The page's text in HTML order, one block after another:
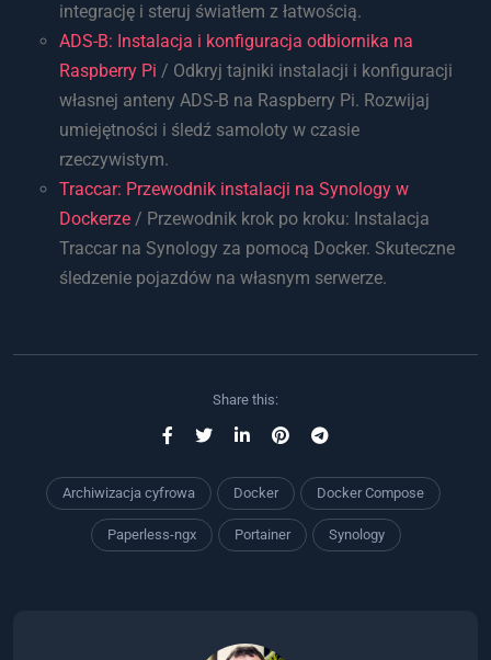
integrację i steruj światłem z łatwością.
ADS-B: Instalacja i konfiguracja odbiornika na
Raspberry Pi / Odkryj tajniki instalacji i konfiguracji
własnej anteny ADS-B na Raspberry Pi. Rozwijaj
umiejętności i śledź samoloty w czasie
rzeczywistym.
Traccar: Przewodnik instalacji na Synology w
Dockerze / Przewodnik krok po kroku: Instalacja
Traccar na Synology za pomocą Docker. Skuteczne
śledzenie pojazdów na własnym serwerze.
Share this:
Archiwizacja cyfrowa Docker Docker Compose
Paperless-ngx Portainer Synology